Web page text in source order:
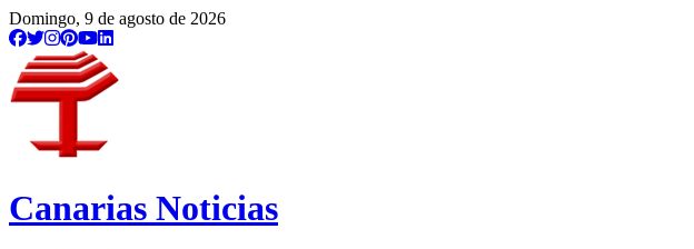
Domingo, 9 de agosto de 2026
Canarias Noticias
/municipio/santa-maria-de-guia